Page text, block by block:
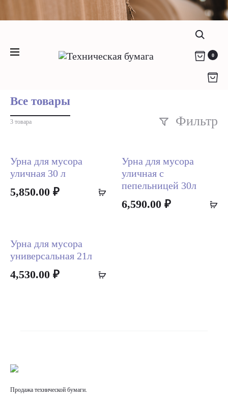
Компания "Родикон" - любая техническая
info@rodikon.ru г. Санкт-Петербург, ул.
0
Home Урны уличные
Все товары
3 товара Фильтр
Add
Урна для мусора
уличная 30 л
5,850.00 ₽
Урна для мусора
уличная с
пепельницей 30л
6,590.00 ₽
Add
Урна для мусора
универсальная 21л
4,530.00 ₽
Продажа технической бумаги.